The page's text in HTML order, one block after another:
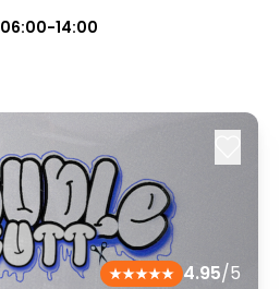
06:00-14:00
4.95/5